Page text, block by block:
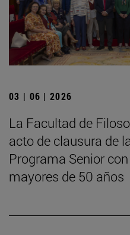
03 | 06 | 2026
La Facultad de
acto de clausura de
Programa Senior
mayores de 50 años